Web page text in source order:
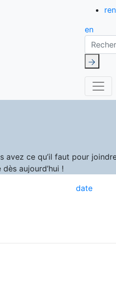
en
avez ce qu’il faut pour
aujourd’hui !
date